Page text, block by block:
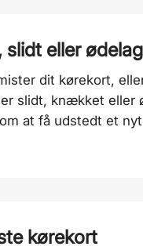
slidt eller
dit kørekort,
slidt, knækket eller
at få udstedt et
kørekort